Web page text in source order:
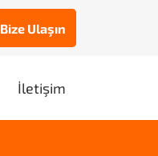
Bize Ulaşın
İletişim